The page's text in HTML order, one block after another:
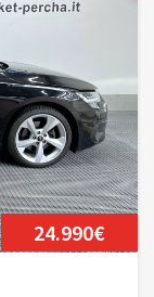
24.990€